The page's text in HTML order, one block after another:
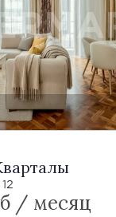
/ месяц